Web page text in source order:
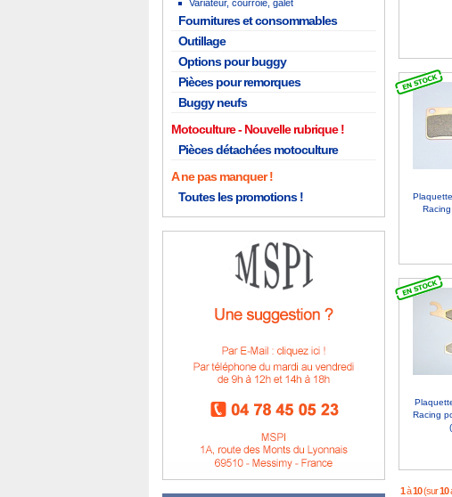
Variateur, courroie, galet
Fournitures et consommables
Outillage
Options pour buggy
Pièces pour remorques
Buggy neufs
Motoculture
Pièces détachées motoculture
A ne pas manquer !
Toutes les promotions !
Racing
1à10(sur10